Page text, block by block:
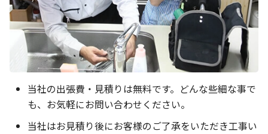
当社の出張費・見積りは無料です。どんな些細な事で
も、お気軽にお問い合わせください。
当社はお見積り後にお客様のご了承をいただき工事い